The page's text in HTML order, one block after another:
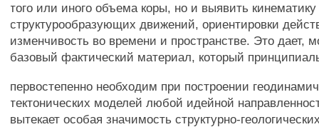
того или иного объема коры, но и выявить кинематику
структурообразующих движений, ориентировки
изменчивость во времени и пространстве. Это дает,
базовый фактический материал, который
первостепенно необходим при построении
тектонических моделей любой идейной
вытекает особая значимость структурно-